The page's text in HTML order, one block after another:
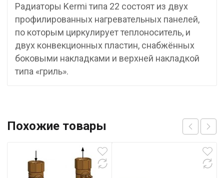
Радиаторы Kermi типа 22 состоят из двух
профилированных нагревательных панелей,
по которым циркулирует теплоноситель, и
двух конвекционных пластин, снабжённых
боковыми накладками и верхней накладкой
типа «гриль».
Похожие товары